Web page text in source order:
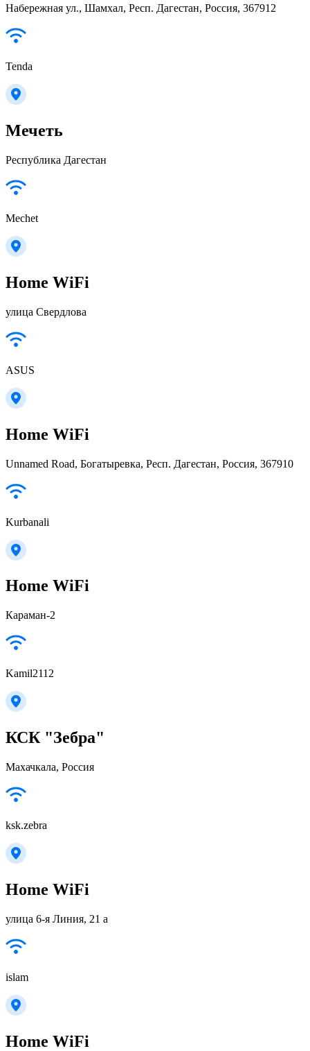
Hабережная ул., Шамхал, Респ. Дагестан, Россия, 367912
Tenda
Мечеть
Республика Дагестан
Mechet
Home WiFi
улица Свердлова
ASUS
Home WiFi
Unnamed Road, Богатыревка, Респ. Дагестан, Россия, 367910
Kurbanali
Home WiFi
Караман-2
Kamil2112
КСК "Зебра"
Махачкала, Россия
ksk.zebra
Home WiFi
улица 6-я Линия, 21 а
islam
Home WiFi